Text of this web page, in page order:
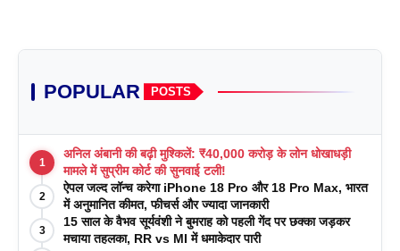
POPULAR POSTS
1
अनिल अंबानी की बढ़ी मुश्किलें: ₹40,000 करोड़ के लोन धोखाधड़ी
मामले में सुप्रीम कोर्ट की सुनवाई टली!
2
ऐपल जल्द लॉन्च करेगा iPhone 18 Pro और 18 Pro Max, भारत
में अनुमानित कीमत, फीचर्स और ज्यादा जानकारी
3
15 साल के वैभव सूर्यवंशी ने बुमराह को पहली गेंद पर छक्का जड़कर
मचाया तहलका, RR vs MI में धमाकेदार पारी